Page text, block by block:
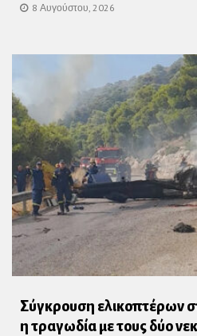
8 Αυγούστου, 2026
Σύγκρουση ελικοπτέρων
η τραγωδία με τους δύο